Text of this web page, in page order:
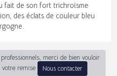
fait de son fort trichroïsme
des éclats de couleur bleu
merci de bien vouloir
remise
Nous contacter